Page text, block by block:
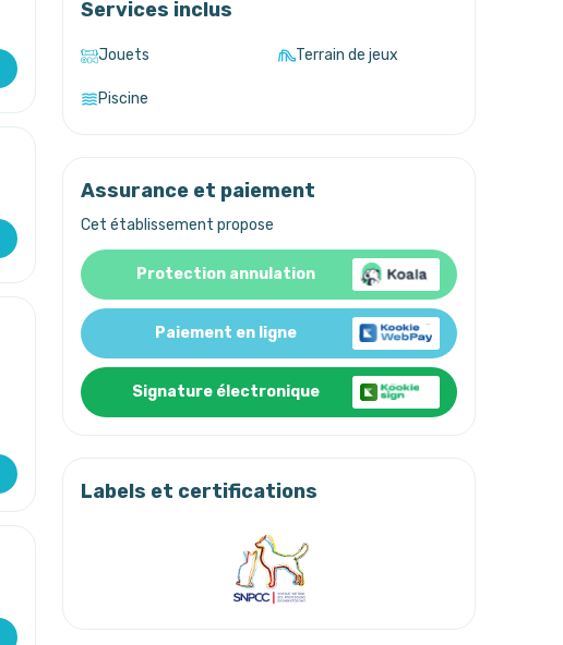
Services inclus
Jouets Terrain de jeux
Piscine
Assurance et paiement
Cet établissement propose
Protection annulation
Paiement en ligne
Signature électronique
Labels et certifications